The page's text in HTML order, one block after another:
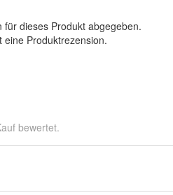
dieses Produkt abgegeben.
eine Produktrezension.
bewertet.